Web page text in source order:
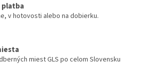
platba
v hotovosti alebo na dobierku.
miest GLS po celom Slovensku